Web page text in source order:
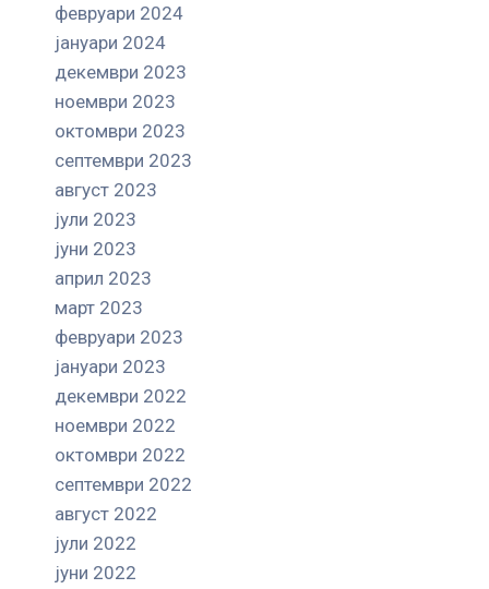
февруари 2024
јануари 2024
декември 2023
ноември 2023
октомври 2023
септември 2023
август 2023
јули 2023
јуни 2023
април 2023
март 2023
февруари 2023
јануари 2023
декември 2022
ноември 2022
октомври 2022
септември 2022
август 2022
јули 2022
јуни 2022